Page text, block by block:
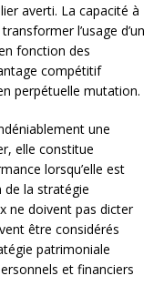
averti. La capacité à
l’usage d’un
fonction des
compétitif
perpétuelle mutation.
une
elle constitue
lorsqu’elle est
de la stratégie
ne doivent pas dicter
être considérés
patrimoniale
et financiers